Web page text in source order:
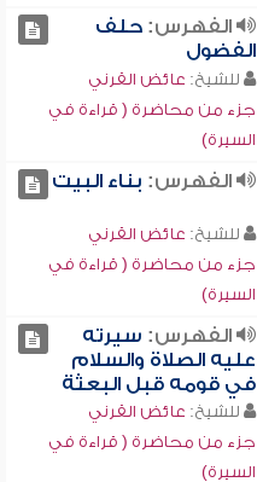
الفهرس:حلف
الفضول
للشيخ: عائض القرني
جزء من محاضرة ( قراءة في
السيرة)
الفهرس: بناء البيت
للشيخ: عائض القرني
جزء من محاضرة ( قراءة في
السيرة)
الفهرس: سيرته
عليه الصلاة والسلام
في قومه قبل البعثة
للشيخ: عائض القرني
جزء من محاضرة ( قراءة في
السيرة)